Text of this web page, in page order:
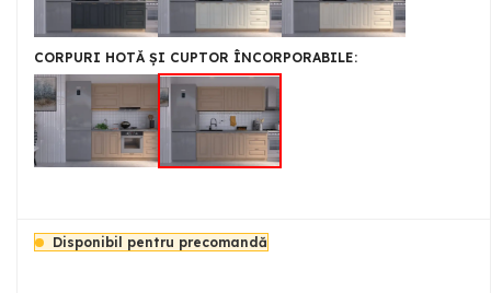
CORPURI HOTĂ ȘI CUPTOR ÎNCORPORABILE
Disponibil pentru precomandă